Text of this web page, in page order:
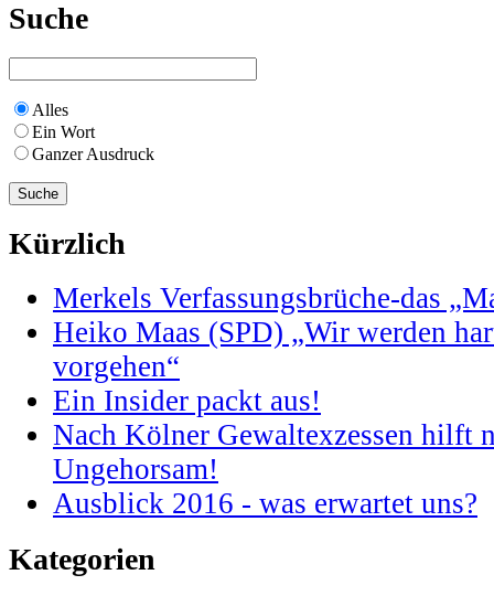
Suche
Alles
Ein Wort
Ganzer Ausdruck
Kürzlich
Merkels Verfassungsbrüche-das
Heiko Maas (SPD) „Wir werden
vorgehen“
Ein Insider packt aus!
Nach Kölner Gewaltexzessen hilft
Ungehorsam!
Ausblick 2016 - was erwartet uns?
Kategorien